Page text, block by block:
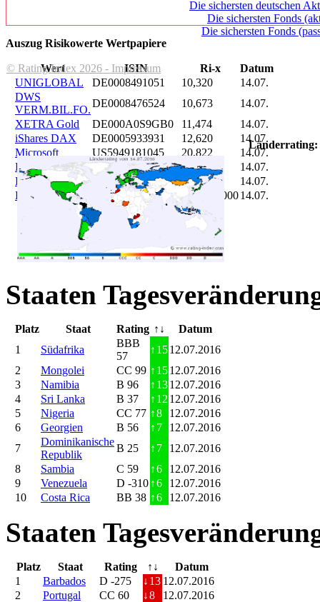
Die sichersten deutschen
Die sichersten Fonds
Die sichersten Fonds
© Rating Index 2026 - Impressum
Auszug Risikowerte Wertpapiere
Wert ISIN Ri-x
Datum
UNIGLOBAL
DE0008491051 10,320
14.07.
DWS
VERM.BIL.FO.
DE0008476524 10,673
14.07.
XETRA Gold
DE000A0S9GB0 11,474
14.07.
iShares DAX
DE0005933931 12,620
14.07.
Microsoft
US5949181045 20,822
14.07.
DAIMLER
DE0007100000 46,047
14.07.
Brent Oil
DE000A0KRKM571,382
14.07.
Bitcoin
BITCOIN 185.899,00014.07.
Länderrating:
Staaten
Platz Staat Rating ↑↓
Datum
1
Südafrika
BBB
57
↑ 1512.07.2016
2
Mongolei CC 99 ↑ 1512.07.2016
3
Namibia B 96 ↑ 1312.07.2016
4
Sri Lanka B 37 ↑ 12 12.07.2016
5
Nigeria CC 77 ↑8
12.07.2016
6
Georgien B 56 ↑ 7
12.07.2016
7
Dominikanische
Republik
B 25 ↑ 7
12.07.2016
8
Sambia C 59 ↑6
12.07.2016
9
Venezuela D -310 ↑6
12.07.2016
10
Costa Rica BB 38 ↑6 12.07.2016
Staaten
Platz Staat Rating ↑↓
Datum
1
Barbados D -275 ↓ 13 12.07.2016
2
Portugal CC 60 ↓8
12.07.2016